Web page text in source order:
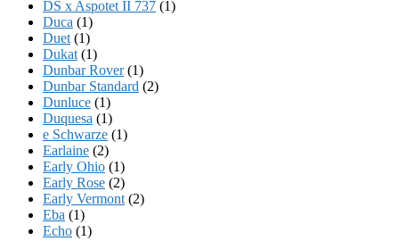
DS x Aspotet II 737 (1)
Duca (1)
Duet (1)
Dukat (1)
Dunbar Rover(1)
Dunbar Standard (2)
Dunluce (1)
Duquesa (1)
e Schwarze (1)
Earlaine (2)
Early Ohio (1)
Early Rose (2)
Early Vermont (2)
Eba (1)
Echo (1)